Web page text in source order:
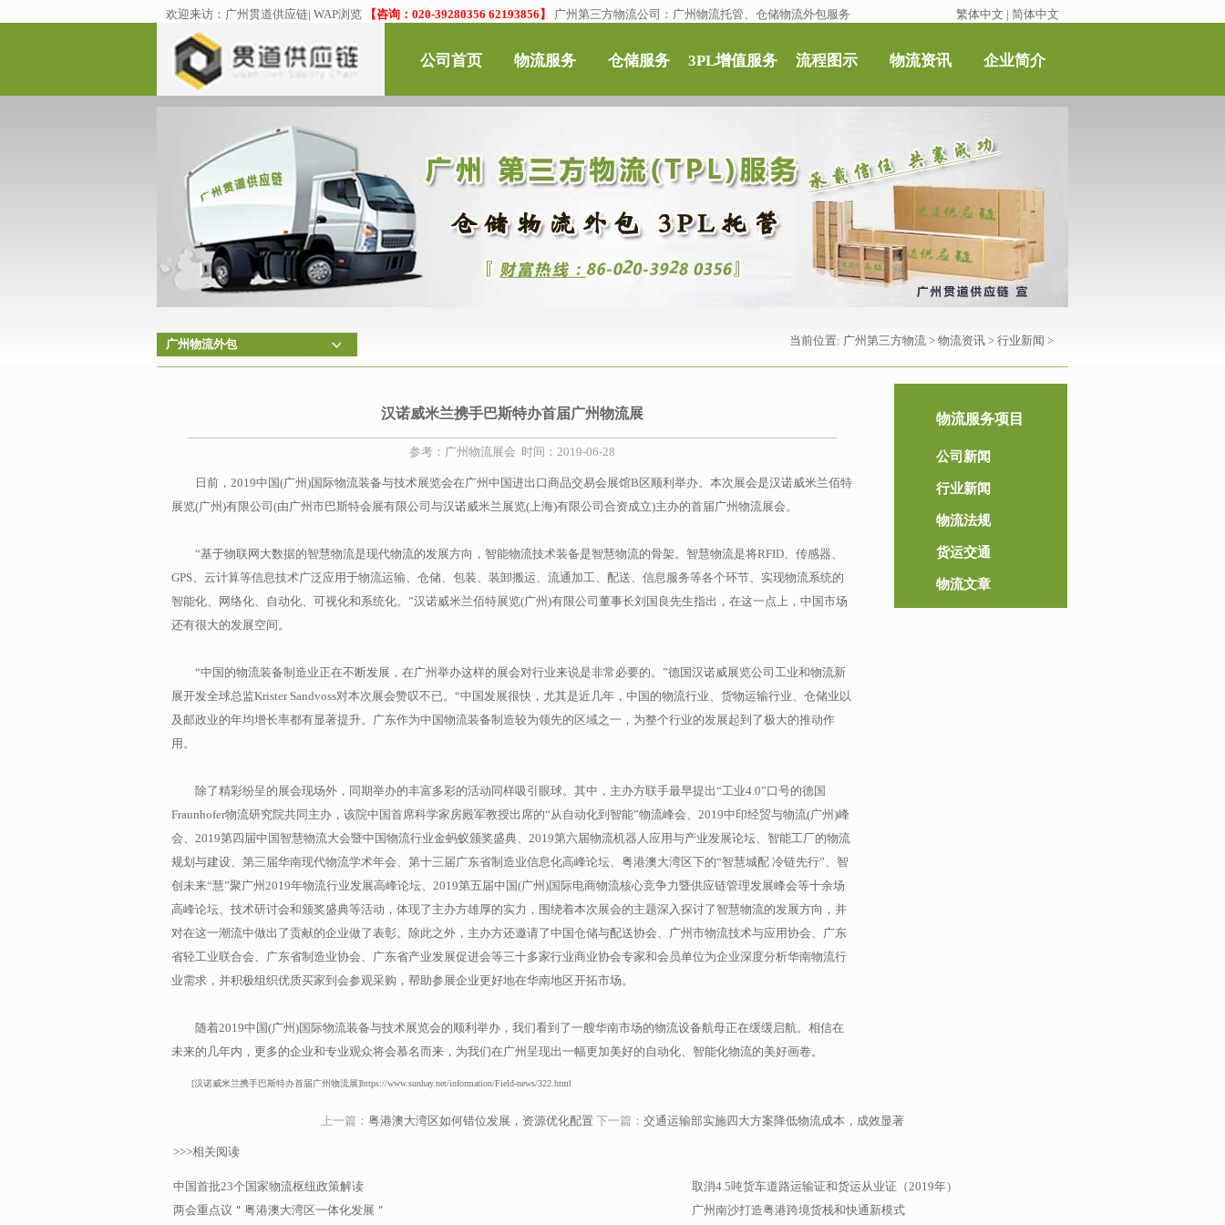
欢迎来访： 广州贯道供应链| WAP浏览 【咨询：020-39280356 62193856】 广州第三方物流公司：广州物流托管、仓储物流外包服务 繁体中文 | 简体中文
公司首页 物流服务 仓储服务 3PL增值服务 流程图示 物流资讯 企业简介
广州物流外包 当前位置: 广州第三方物流 > 物流资讯 > 行业新闻 >
汉诺威米兰携手巴斯特办首届广州物流展
参考：广州物流展会 时间：2019-06-28
日前，2019中国(广州)国际物流装备与技术展览会在广州中国进出口商品交易会展馆B区顺利举办。本次展会是汉诺威米兰佰特
展览(广州)有限公司(由广州市巴斯特会展有限公司与汉诺威米兰展览(上海)有限公司合资成立)主办的首届广州物流展会。
“基于物联网大数据的智慧物流是现代物流的发展方向，智能物流技术装备是智慧物流的骨架。智慧物流是将RFID、传感器、
GPS、云计算等信息技术广泛应用于物流运输、仓储、包装、装卸搬运、流通加工、配送、信息服务等各个环节、实现物流系统的
智能化、网络化、自动化、可视化和系统化。”汉诺威米兰佰特展览(广州)有限公司董事长刘国良先生指出，在这一点上，中国市场
还有很大的发展空间。
“中国的物流装备制造业正在不断发展，在广州举办这样的展会对行业来说是非常必要的。”德国汉诺威展览公司工业和物流新
展开发全球总监Krister Sandvoss对本次展会赞叹不已。“中国发展很快，尤其是近几年，中国的物流行业、货物运输行业、仓储业以
及邮政业的年均增长率都有显著提升。广东作为中国物流装备制造较为领先的区域之一，为整个行业的发展起到了极大的推动作
用。
除了精彩纷呈的展会现场外，同期举办的丰富多彩的活动同样吸引眼球。其中，主办方联手最早提出“工业4.0”口号的德国
Fraunhofer物流研究院共同主办，该院中国首席科学家房殿军教授出席的“从自动化到智能”物流峰会、2019中印经贸与物流(广州)峰
会、2019第四届中国智慧物流大会暨中国物流行业金蚂蚁颁奖盛典、2019第六届物流机器人应用与产业发展论坛、智能工厂的物流
规划与建设、第三届华南现代物流学术年会、第十三届广东省制造业信息化高峰论坛、粤港澳大湾区下的“智慧城配 冷链先行”、智
创未来“慧”聚广州2019年物流行业发展高峰论坛、2019第五届中国(广州)国际电商物流核心竞争力暨供应链管理发展峰会等十余场
高峰论坛、技术研讨会和颁奖盛典等活动，体现了主办方雄厚的实力，围绕着本次展会的主题深入探讨了智慧物流的发展方向，并
对在这一潮流中做出了贡献的企业做了表彰。除此之外，主办方还邀请了中国仓储与配送协会、广州市物流技术与应用协会、广东
省轻工业联合会、广东省制造业协会、广东省产业发展促进会等三十多家行业商业协会专家和会员单位为企业深度分析华南物流行
业需求，并积极组织优质买家到会参观采购，帮助参展企业更好地在华南地区开拓市场。
随着2019中国(广州)国际物流装备与技术展览会的顺利举办，我们看到了一艘华南市场的物流设备航母正在缓缓启航。相信在
未来的几年内，更多的企业和专业观众将会慕名而来，为我们在广州呈现出一幅更加美好的自动化、智能化物流的美好画卷。
[汉诺威米兰携手巴斯特办首届广州物流展]https://www.sunhay.net/information/Field-news/322.html
物流服务项目
公司新闻
行业新闻
物流法规
货运交通
物流文章
上一篇： 粤港澳大湾区如何错位发展，资源优化配置 下一篇： 交通运输部实施四大方案降低物流成本，成效显著
>>>相关阅读
中国首批23个国家物流枢纽政策解读
取消4.5吨货车道路运输证和货运从业证（2019年）
两会重点议＂粤港澳大湾区一体化发展＂
广州南沙打造粤港跨境货栈和快通新模式